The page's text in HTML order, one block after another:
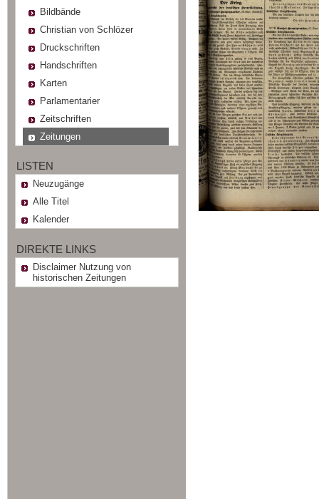
Bildbände
Christian von Schlözer
Druckschriften
Handschriften
Karten
Parlamentarier
Zeitschriften
Zeitungen
LISTEN
Neuzugänge
Alle Titel
Kalender
DIREKTE LINKS
Disclaimer Nutzung von
historischen Zeitungen